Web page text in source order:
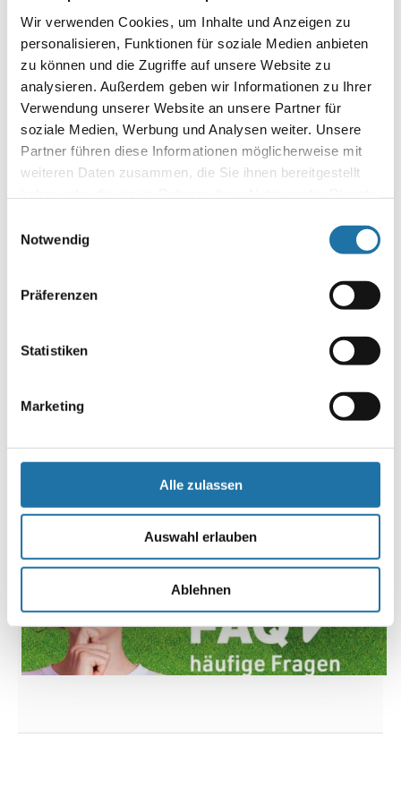
Wir verwenden Cookies, um Inhalte und Anzeigen zu
personalisieren, Funktionen für soziale Medien anbieten
zu können und die Zugriffe auf unsere Website zu
analysieren. Außerdem geben wir Informationen zu Ihrer
Verwendung unserer Website an unsere Partner für
soziale Medien, Werbung und Analysen weiter. Unsere
Partner führen diese Informationen möglicherweise mit
weiteren Daten zusammen, die Sie ihnen bereitgestellt
unsererDatenschutzerklärung
Notwendig
Präferenzen
Statistiken
Marketing
Alle zulassen
Auswahl erlauben
Ablehnen
weniger Verschmutzung und mehr Sicherheit
für Ihren Pool.